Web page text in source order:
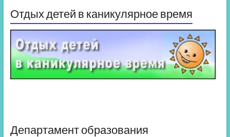
Отдых детей в каникулярное время
Департамент образования